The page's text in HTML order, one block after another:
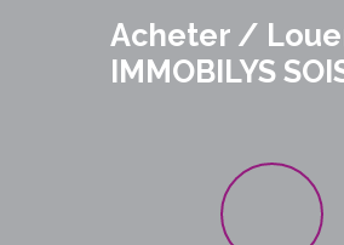
Acheter /
IMMOBILYS